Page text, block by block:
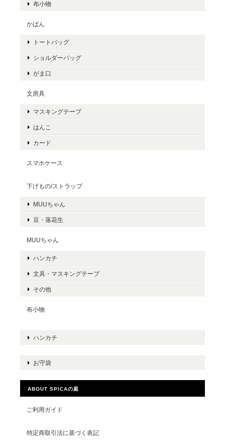
布小物
かばん
トートバッグ
ショルダーバッグ
がま口
文房具
マスキングテープ
はんこ
カード
スマホケース
下げもの/ストラップ
MUUちゃん
豆・落花生
MUUちゃん
ハンカチ
文具・マスキングテープ
その他
布小物
ハンカチ
お守袋
ABOUT SPICAの庭
ご利用ガイド
特定商取引法に基づく表記